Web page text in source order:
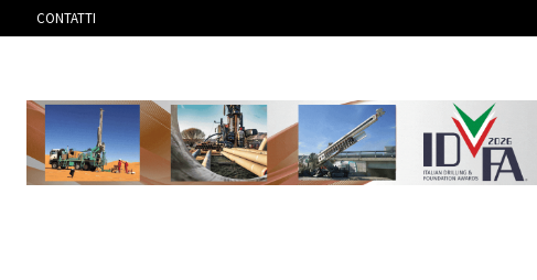
CONTATTI